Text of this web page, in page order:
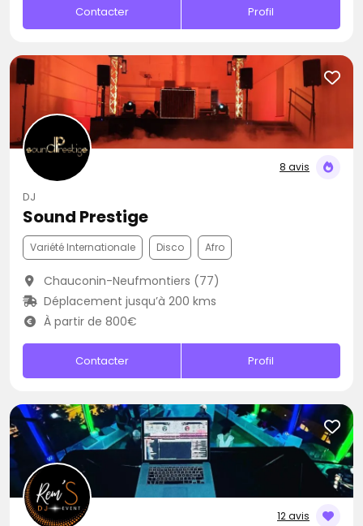
Contacter Profil
8 avis
DJ
Sound Prestige
Variété Internationale Disco Afro
Chauconin-Neufmontiers (77)
Déplacement jusqu’à 200 kms
À partir de 800€
Contacter Profil
12 avis